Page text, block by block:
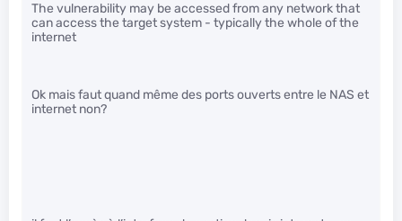
The vulnerability may be accessed from any network that
can access the target system - typically the whole of the
internet
Ok mais faut quand même des ports ouverts entre le NAS et
internet non?